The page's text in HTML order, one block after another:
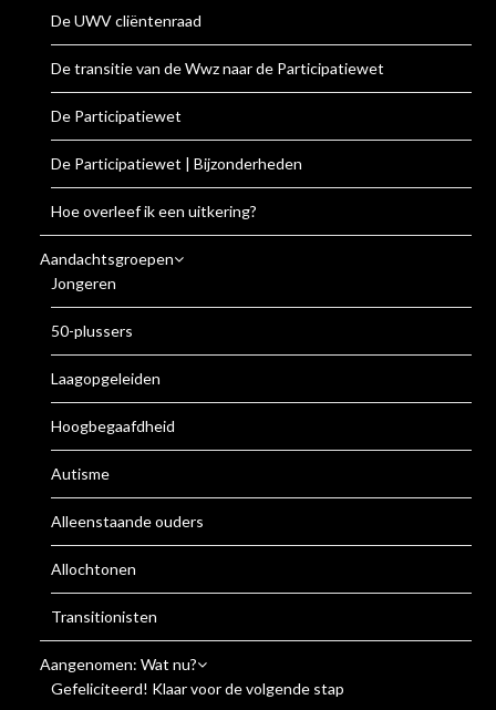
De UWV cliëntenraad
De transitie van de Wwz naar de Participatiewet
De Participatiewet
De Participatiewet | Bijzonderheden
Hoe overleef ik een uitkering?
Aandachtsgroepen
Jongeren
50-plussers
Laagopgeleiden
Hoogbegaafdheid
Autisme
Alleenstaande ouders
Allochtonen
Transitionisten
Aangenomen: Wat nu?
Gefeliciteerd! Klaar voor de volgende stap